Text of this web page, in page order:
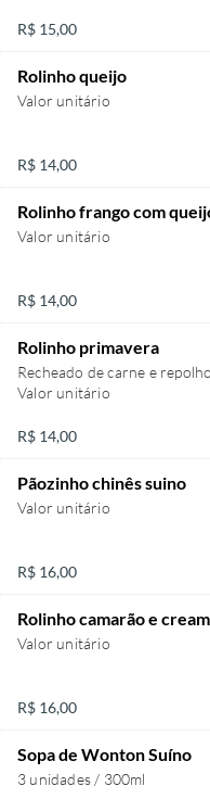
R$ 15,00
Rolinho queijo
Valor unitário
R$ 14,00
Rolinho frango com
Valor unitário
R$ 14,00
Rolinho primavera
Recheado de carne e repolho
Valor unitário
R$ 14,00
Pãozinho chinês suino
Valor unitário
R$ 16,00
Rolinho camarão e
Valor unitário
R$ 16,00
Sopa de Wonton Suíno
3 unidades / 300ml